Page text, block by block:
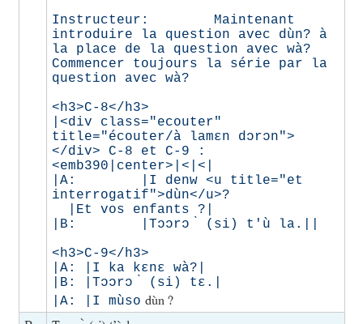
Instructeur:        Maintenant
introduire la question avec dùn? à
la place de la question avec wà?
Commencer toujours la série par la
question avec wà?
<h3>C-8</h3>
|<div class="ecouter"
title="écouter/à lamɛn dɔrɔn">
</div> C-8 et C-9 :
<emb390|center>|<|<|
|A:        |I denw <u title="et
interrogatif">dùn</u>?
|Et vos enfants ?|
|B:        |Tɔɔrɔ ̀ (si) t'ù la.||
<h3>C-9</h3>
|A: |I ka kɛnɛ wà?|
|B: |Tɔɔrɔ ̀ (si) tɛ.|
|A: |I mùso dùn ?